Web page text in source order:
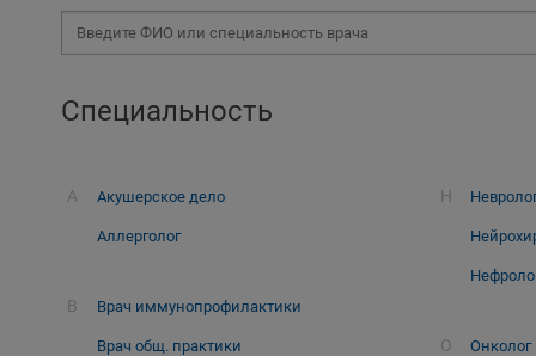
Специальность
А Акушерское дело
Аллерголог
В Врач иммунопрофилактики
Врач общ. практики
Н
О Онколог